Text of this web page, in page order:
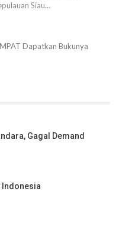
Siau…
Dapatkan Bukunya
Gagal Demand
Indonesia